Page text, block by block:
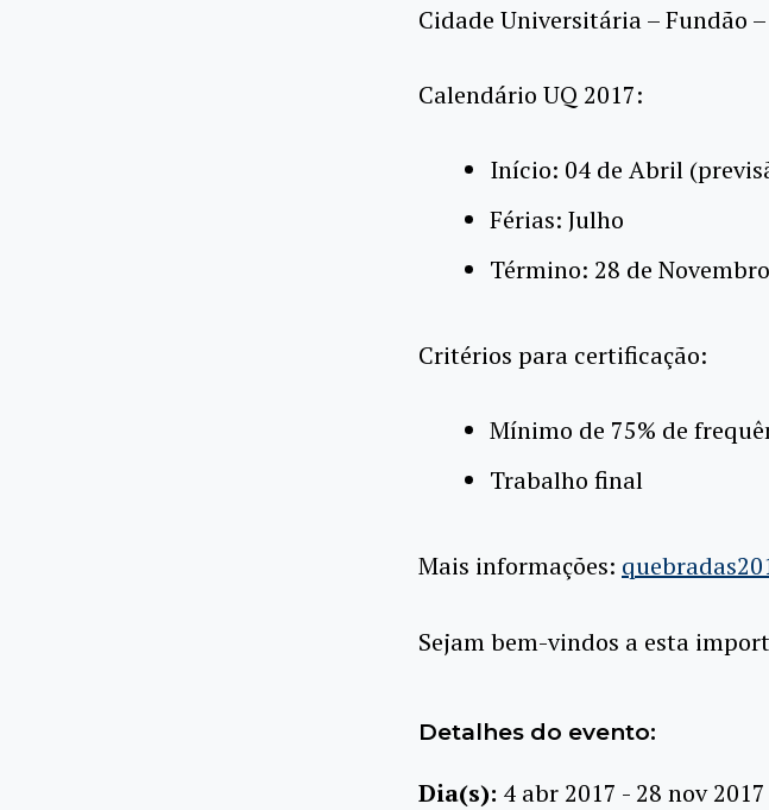
Cidade Universitária – Fundão –
Calendário UQ 2017:
Início: 04 de Abril
Férias: Julho
Término: 28 de
Critérios para certificação:
Mínimo de 75% de
Trabalho final
​Mais informações:
Sejam bem-vindos a esta
Detalhes do evento:
Dia(s): 4 abr 2017 - 28 nov 2017